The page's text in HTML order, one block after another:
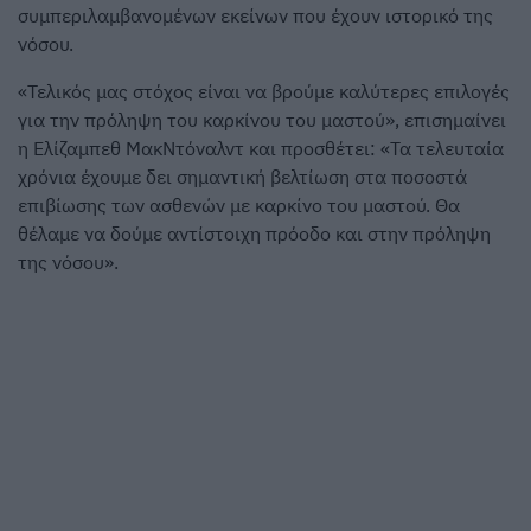
συμπεριλαμβανομένων εκείνων που έχουν ιστορικό της
νόσου.
«Τελικός μας στόχος είναι να βρούμε καλύτερες επιλογές
για την πρόληψη του καρκίνου του μαστού», επισημαίνει
η Ελίζαμπεθ ΜακΝτόναλντ και προσθέτει: «Τα τελευταία
χρόνια έχουμε δει σημαντική βελτίωση στα ποσοστά
επιβίωσης των ασθενών με καρκίνο του μαστού. Θα
θέλαμε να δούμε αντίστοιχη πρόοδο και στην πρόληψη
της νόσου».